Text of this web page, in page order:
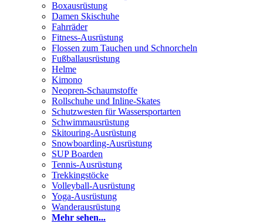
Boxausrüstung
Damen Skischuhe
Fahrräder
Fitness-Ausrüstung
Flossen zum Tauchen und Schnorcheln
Fußballausrüstung
Helme
Kimono
Neopren-Schaumstoffe
Rollschuhe und Inline-Skates
Schutzwesten für Wassersportarten
Schwimmausrüstung
Skitouring-Ausrüstung
Snowboarding-Ausrüstung
SUP Boarden
Tennis-Ausrüstung
Trekkingstöcke
Volleyball-Ausrüstung
Yoga-Ausrüstung
Wanderausrüstung
Mehr sehen...